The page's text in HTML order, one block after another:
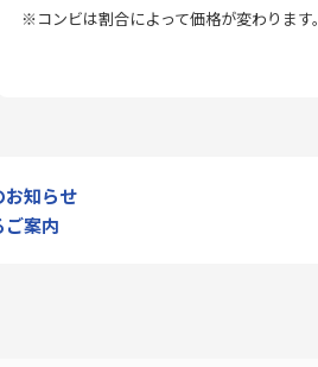
※コンビは割合によって価格が変わります。
お知らせ
案内